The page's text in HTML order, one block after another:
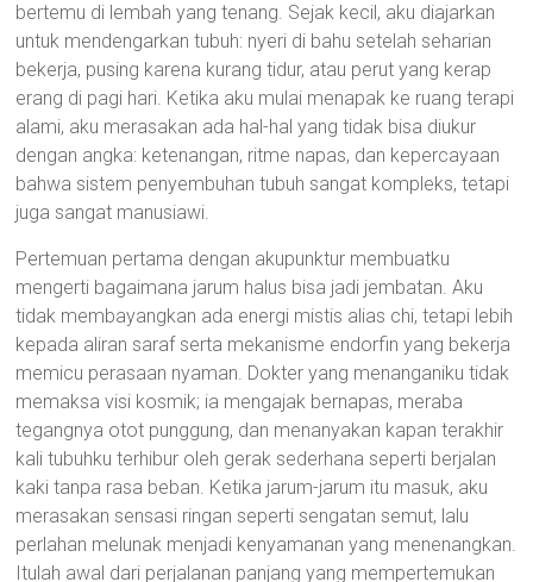
bertemu di lembah yang tenang. Sejak kecil, aku diajarkan
untuk mendengarkan tubuh: nyeri di bahu setelah seharian
bekerja, pusing karena kurang tidur, atau perut yang kerap
erang di pagi hari. Ketika aku mulai menapak ke ruang terapi
alami, aku merasakan ada hal-hal yang tidak bisa diukur
dengan angka: ketenangan, ritme napas, dan kepercayaan
bahwa sistem penyembuhan tubuh sangat kompleks, tetapi
juga sangat manusiawi.
Pertemuan pertama dengan akupunktur membuatku
mengerti bagaimana jarum halus bisa jadi jembatan. Aku
tidak membayangkan ada energi mistis alias chi, tetapi lebih
kepada aliran saraf serta mekanisme endorfin yang bekerja
memicu perasaan nyaman. Dokter yang menanganiku tidak
memaksa visi kosmik; ia mengajak bernapas, meraba
tegangnya otot punggung, dan menanyakan kapan terakhir
kali tubuhku terhibur oleh gerak sederhana seperti berjalan
kaki tanpa rasa beban. Ketika jarum-jarum itu masuk, aku
merasakan sensasi ringan seperti sengatan semut, lalu
perlahan melunak menjadi kenyamanan yang menenangkan.
Itulah awal dari perjalanan panjang yang mempertemukan